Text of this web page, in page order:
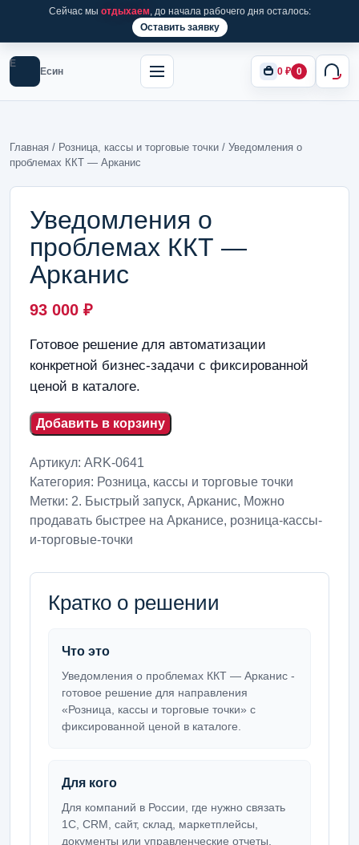
Сейчас мы отдыхаем, до начала рабочего дня осталось:
Оставить заявку
Е
Есин 0 ₽ 0
Главная / Розница, кассы и торговые точки / Уведомления о
проблемах ККТ — Арканис
Уведомления о
проблемах ККТ —
Арканис
93 000 ₽
Готовое решение для автоматизации
конкретной бизнес-задачи с фиксированной
ценой в каталоге.
Добавить в корзину
Артикул: ARK-0641
Категория: Розница, кассы и торговые точки
Метки: 2. Быстрый запуск, Арканис, Можно
продавать быстрее на Арканисе, розница-кассы-
и-торговые-точки
Кратко о решении
Что это
Уведомления о проблемах ККТ — Арканис -
готовое решение для направления
«Розница, кассы и торговые точки» с
фиксированной ценой в каталоге.
Для кого
Для компаний в России, где нужно связать
1С, CRM, сайт, склад, маркетплейсы,
документы или управленческие отчеты.